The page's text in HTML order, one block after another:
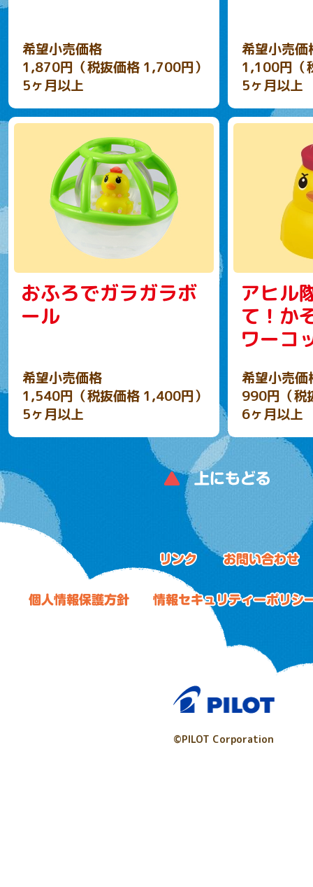
希望小売価格
1,870円（税抜価格 1,700円）
5ヶ月以上
希望小売価
1,100円（
5ヶ月以上
おふろでガラガラボ
ール
希望小売価格
1,540円（税抜価格 1,400円）
5ヶ月以上
アヒル
て！か
ワーコ
希望小売価
990円（税
6ヶ月以上
©PILOT Corporation